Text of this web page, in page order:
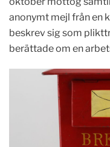
anonymt mejl från en
beskrev sig som
berättade om en